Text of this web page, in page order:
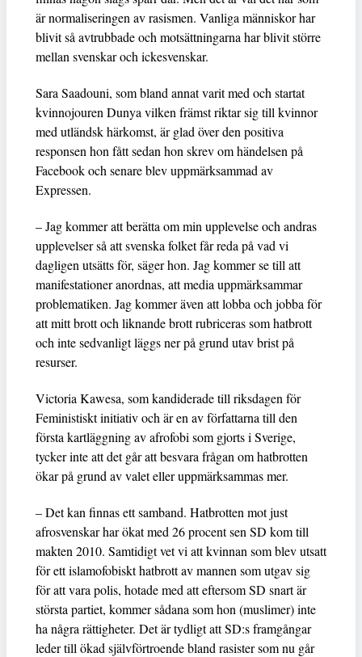
är normaliseringen av rasismen. Vanliga människor har
blivit så avtrubbade och motsättningarna har blivit större
mellan svenskar och ickesvenskar.
Sara Saadouni, som bland annat varit med och startat
kvinnojouren Dunya vilken främst riktar sig till kvinnor
med utländsk härkomst, är glad över den positiva
responsen hon fått sedan hon skrev om händelsen på
Facebook och senare blev uppmärksammad av
Expressen.
– Jag kommer att berätta om min upplevelse och andras
upplevelser så att svenska folket får reda på vad vi
dagligen utsätts för, säger hon. Jag kommer se till att
manifestationer anordnas, att media uppmärksammar
problematiken. Jag kommer även att lobba och jobba för
att mitt brott och liknande brott rubriceras som hatbrott
och inte sedvanligt läggs ner på grund utav brist på
resurser.
Victoria Kawesa, som kandiderade till riksdagen för
Feministiskt initiativ och är en av författarna till den
första kartläggning av afrofobi som gjorts i Sverige,
tycker inte att det går att besvara frågan om hatbrotten
ökar på grund av valet eller uppmärksammas mer.
– Det kan finnas ett samband. Hatbrotten mot just
afrosvenskar har ökat med 26 procent sen SD kom till
makten 2010. Samtidigt vet vi att kvinnan som blev utsatt
för ett islamofobiskt hatbrott av mannen som utgav sig
för att vara polis, hotade med att eftersom SD snart är
största partiet, kommer sådana som hon (muslimer) inte
ha några rättigheter. Det är tydligt att SD:s framgångar
leder till ökad självförtroende bland rasister som nu går